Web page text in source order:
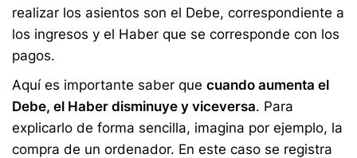
realizar los asientos son el Debe, correspondiente a
los ingresos y el Haber que se corresponde con los
pagos.
Aquí es importante saber que cuando aumenta el
Debe, el Haber disminuye y viceversa. Para
explicarlo de forma sencilla, imagina por ejemplo, la
compra de un ordenador. En este caso se registra